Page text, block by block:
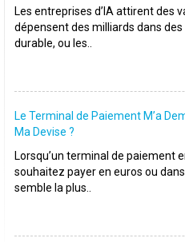
Les entreprises d’IA attirent des
dépensent des milliards dans
durable, ou les..
Le Terminal de Paiement M’a
Ma Devise ?
Lorsqu’un terminal de paiement
souhaitez payer en euros ou
semble la plus..